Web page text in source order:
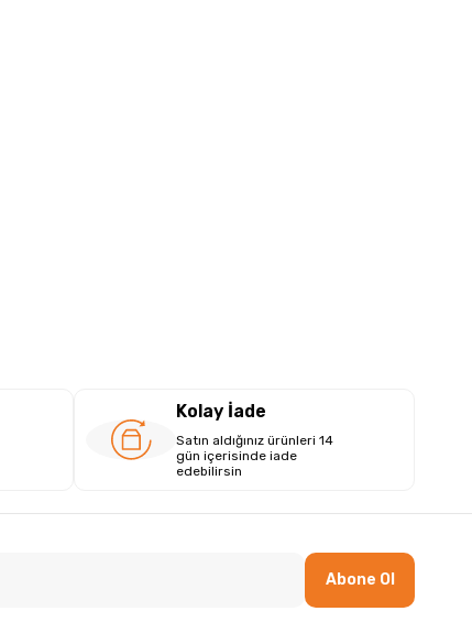
Kolay İade
Satın aldığınız ürünleri 14
gün içerisinde iade
edebilirsin
Abone Ol